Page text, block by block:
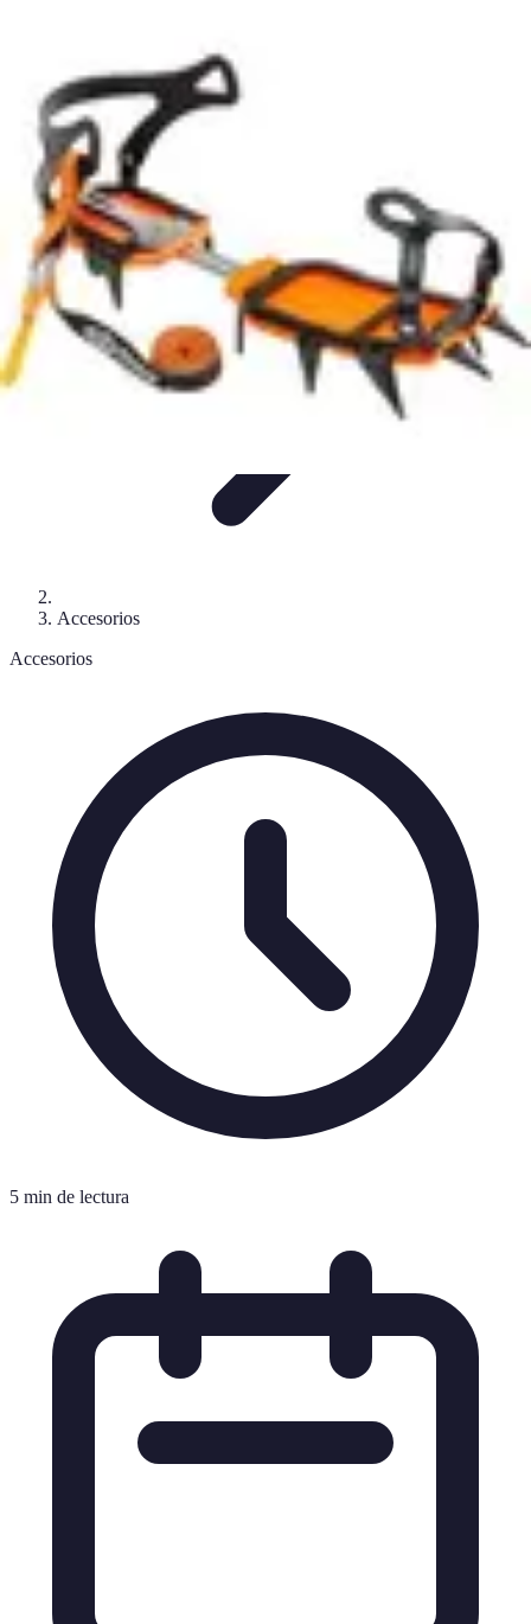
Tendencias
Estilo Para Todos
Accesorios
Accesorios
5 min de lectura